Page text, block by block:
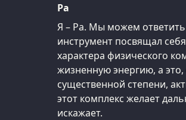
Ра
Я – Ра. Мы можем ответить
инструмент посвящал
характера физического
жизненную энергию, а
существенной степени,
этот комплекс желает
искажает.